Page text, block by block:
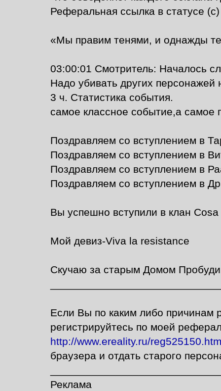
Реферальная ссылка в статусе
«Мы правим тенями, и однажды
03:00:01 Смотритель: Началось
Надо убивать других
3 ч. Статистика события.
самое классное событие,а самое
Поздравляем со вступлением в
Поздравляем со вступлением в
Поздравляем со вступлением в
Поздравляем со вступлением в
Вы успешно вступили в клан
Мой девиз-Viva la resistance
Скучаю за старым Домом
Если Вы по каким либо причинам
регистрируйтесь по моей
http://www.ereality.ru/
браузера и отдать старого
Реклама